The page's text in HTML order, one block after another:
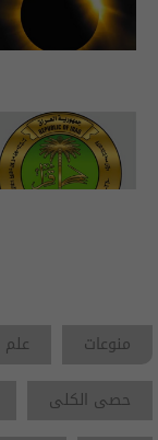
منوعات علم
حصى الكلى